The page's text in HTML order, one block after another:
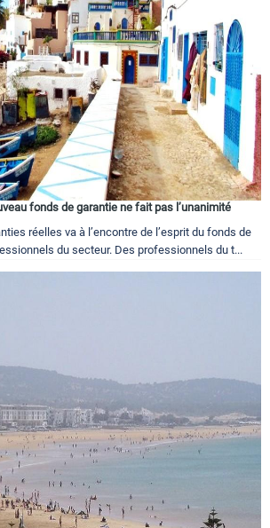
fonds de garantie ne fait pas l’unanimité
réelles va à l’encontre de l’esprit du fonds de
du secteur. Des professionnels du t...